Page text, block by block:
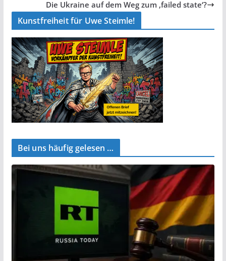
Die Ukraine auf dem Weg zum ‚failed state‘?
Kunstfreiheit für Uwe Steimle!
Bei uns häufig gelesen …